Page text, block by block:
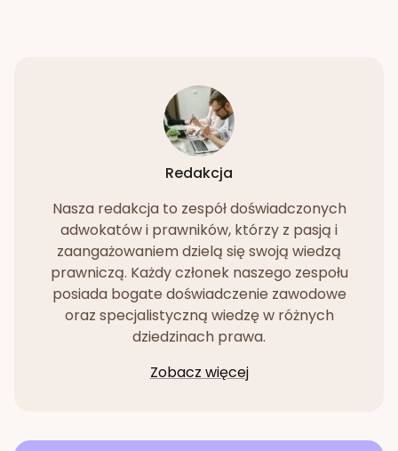
Redakcja
Nasza redakcja to zespół doświadczonych
adwokatów i prawników, którzy z pasją i
zaangażowaniem dzielą się swoją wiedzą
prawniczą. Każdy członek naszego zespołu
posiada bogate doświadczenie zawodowe
oraz specjalistyczną wiedzę w różnych
dziedzinach prawa.
Zobacz więcej